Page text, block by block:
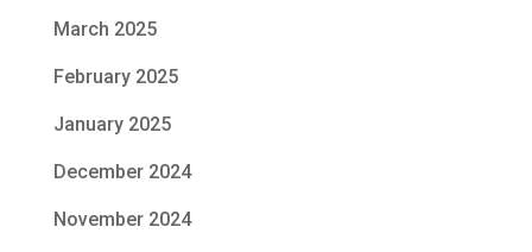
March 2025
February 2025
January 2025
December 2024
November 2024